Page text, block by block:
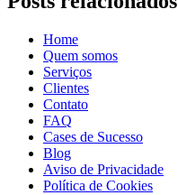
Home
Quem somos
Serviços
Clientes
Contato
FAQ
Cases de Sucesso
Blog
Aviso de Privacidade
Política de Cookies